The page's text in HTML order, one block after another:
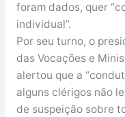
foram dados, quer
individual”.
Por seu turno, o
das Vocações e
alertou que a
alguns clérigos não
de suspeição sobre